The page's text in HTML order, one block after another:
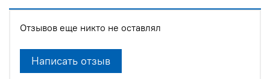
Отзывов еще никто не оставлял
Написать отзыв